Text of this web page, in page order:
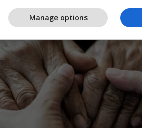
Manage options